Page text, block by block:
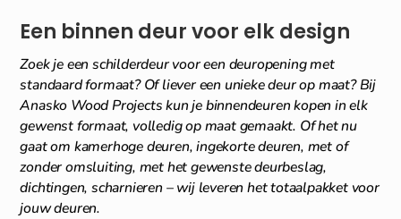
Een binnen deur voor elk design
Zoek je een schilderdeur voor een deuropening met
standaard formaat? Of liever een unieke deur op maat? Bij
Anasko Wood Projects kun je binnendeuren kopen in elk
gewenst formaat, volledig op maat gemaakt. Of het nu
gaat om kamerhoge deuren, ingekorte deuren, met of
zonder omsluiting, met het gewenste deurbeslag,
dichtingen, scharnieren – wij leveren het totaalpakket voor
jouw deuren.